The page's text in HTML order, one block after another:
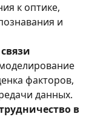
к оптике,
и
факторов,
данных.
в